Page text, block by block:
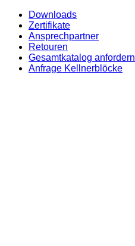
Downloads
Zertifikate
Ansprechpartner
Retouren
Gesamtkatalog anfordern
Anfrage Kellnerblöcke